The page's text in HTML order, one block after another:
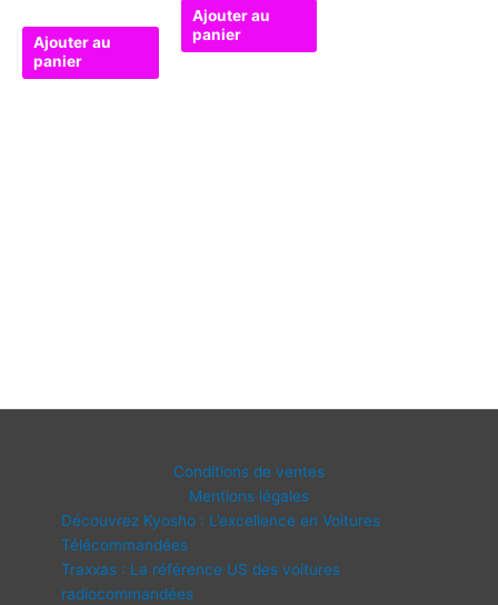
Ajouter au
panier
Ajouter au
panier
Conditions de ventes
Mentions légales
Découvrez Kyosho : L’excellence en Voitures
Télécommandées
Traxxas : La référence US des voitures
radiocommandées